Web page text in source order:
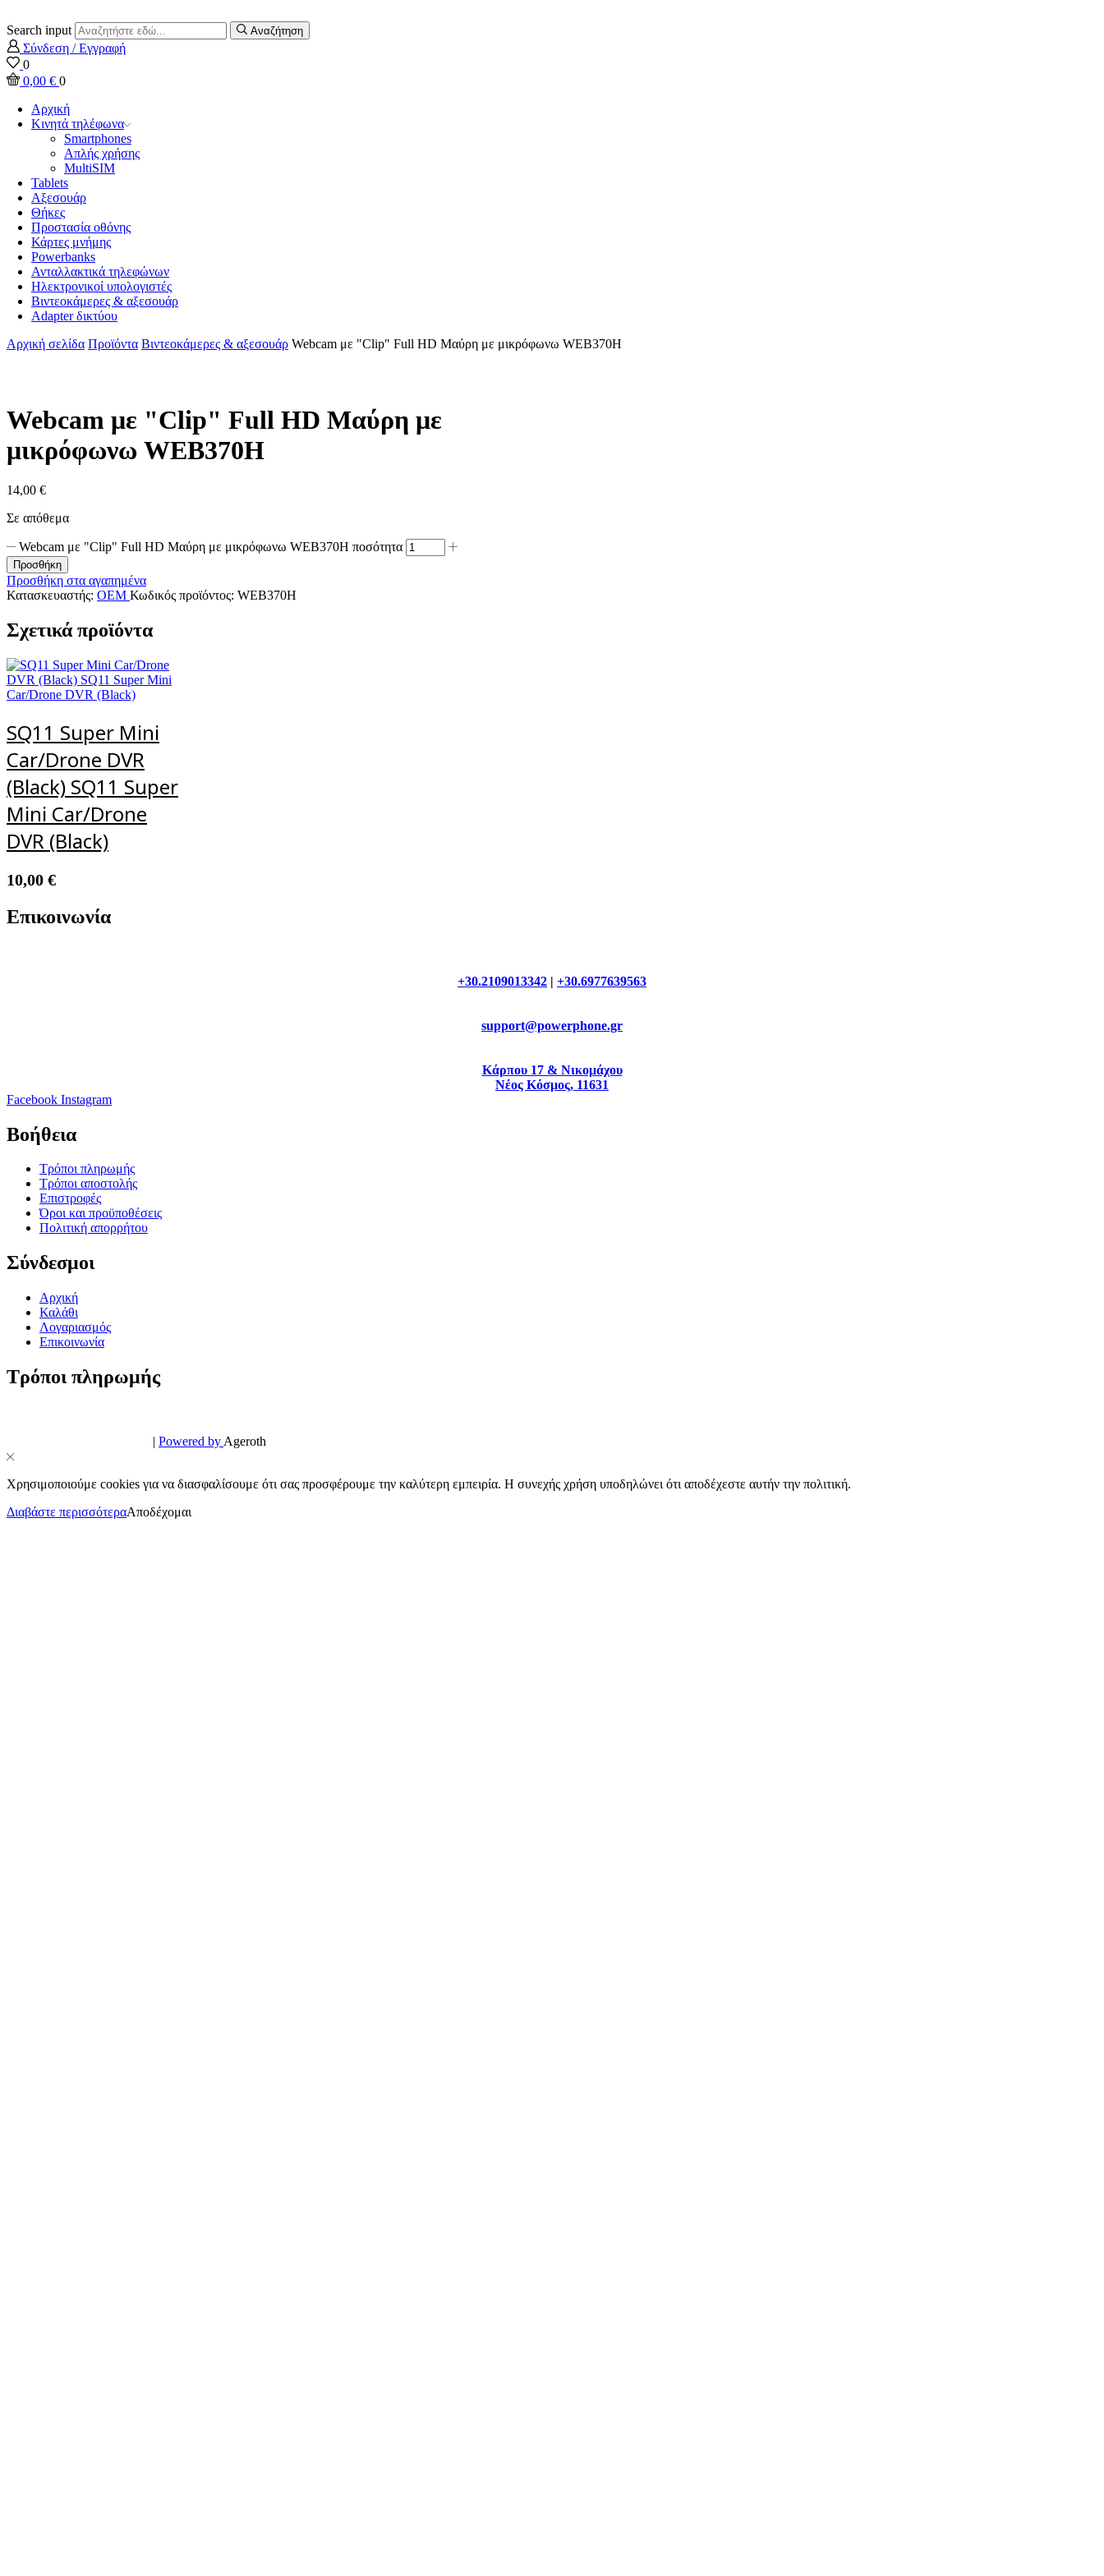
Search input Αναζήτηση
Σύνδεση / Εγγραφή
0
0,00 € 0
Αρχική
Κινητά τηλέφωνα
Smartphones
Απλής χρήσης
MultiSIM
Tablets
Αξεσουάρ
Θήκες
Προστασία οθόνης
Κάρτες μνήμης
Powerbanks
Ανταλλακτικά τηλεφώνων
Ηλεκτρονικοί υπολογιστές
Βιντεοκάμερες & αξεσουάρ
Adapter δικτύου
Αρχική σελίδα Προϊόντα Βιντεοκάμερες & αξεσουάρ Webcam με "Clip" Full HD Μαύρη με μικρόφωνω WEB370H
Webcam με "Clip" Full HD Μαύρη με
μικρόφωνω WEB370H
14,00 €
Σε απόθεμα
Webcam με "Clip" Full HD Μαύρη με μικρόφωνω WEB370H ποσότητα
Προσθήκη
Προσθήκη στα αγαπημένα
Κατασκευαστής: OEM Κωδικός προϊόντος: WEB370H
Σχετικά προϊόντα
SQ11 Super Mini
Car/Drone DVR
(Black) SQ11 Super
Mini Car/Drone
DVR (Black)
10,00 €
Επικοινωνία
+30.2109013342 | +30.6977639563
support@powerphone.gr
Κάρπου 17 & Νικομάχου
Νέος Κόσμος, 11631
Facebook Instagram
Βοήθεια
Τρόποι πληρωμής
Τρόποι αποστολής
Επιστροφές
Όροι και προϋποθέσεις
Πολιτική απορρήτου
Σύνδεσμοι
Αρχική
Καλάθι
Λογαριασμός
Επικοινωνία
Τρόποι πληρωμής
| Powered by Ageroth
Χρησιμοποιούμε cookies για να διασφαλίσουμε ότι σας προσφέρουμε την καλύτερη εμπειρία. Η συνεχής χρήση υποδηλώνει ότι αποδέχεστε αυτήν την πολιτική.
Διαβάστε περισσότεραΑποδέχομαι